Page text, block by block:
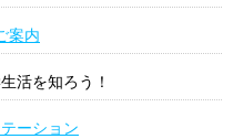
案内
活を知ろう！
ーション